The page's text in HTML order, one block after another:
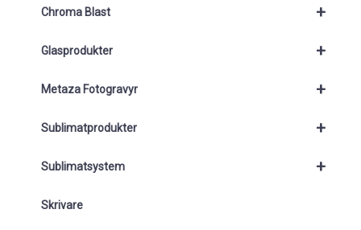
+
Chroma Blast
+
Glasprodukter
+
Metaza Fotogravyr
+
Sublimatprodukter
+
Sublimatsystem
Skrivare